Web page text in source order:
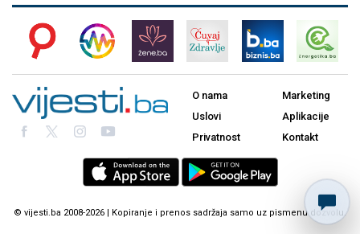
O nama
Uslovi
Privatnost
Marketing
Aplikacije
Kontakt
© vijesti.ba 2008-2026 | Kopiranje i prenos sadržaja samo uz pismenu dozvolu.